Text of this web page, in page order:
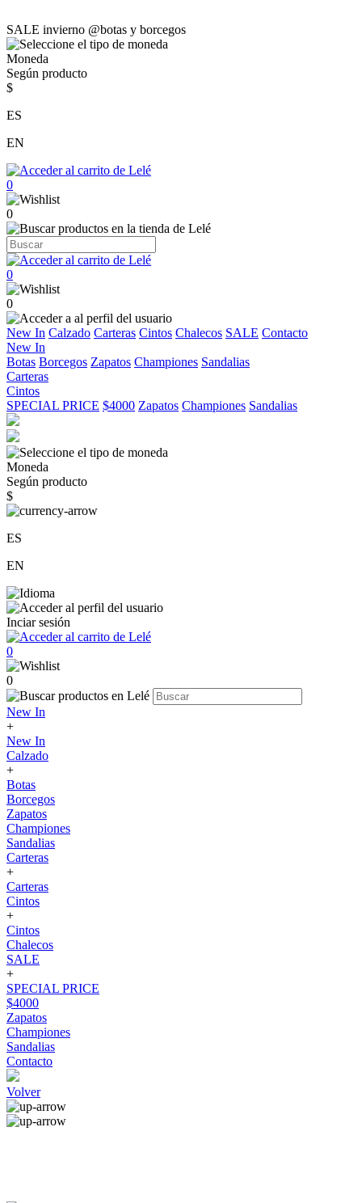
SALE invierno @botas y borcegos
Moneda
Según producto
$
ES
EN
0
0
0
0
New In Calzado Carteras Cintos Chalecos SALE Contacto
New In
Botas Borcegos Zapatos Championes Sandalias
Carteras
Cintos
SPECIAL PRICE $4000 Zapatos Championes Sandalias
Moneda
Según producto
$
ES
EN
Inciar sesión
0
0
New In
+
New In
Calzado
+
Botas
Borcegos
Zapatos
Championes
Sandalias
Carteras
+
Carteras
Cintos
+
Cintos
Chalecos
SALE
+
SPECIAL PRICE
$4000
Zapatos
Championes
Sandalias
Contacto
Volver